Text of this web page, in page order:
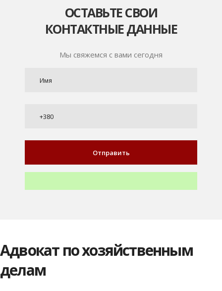
ОСТАВЬТЕ СВОИ
КОНТАКТНЫЕ ДАННЫЕ
Мы свяжемся с вами сегодня
Адвокат по хозяйственным
делам